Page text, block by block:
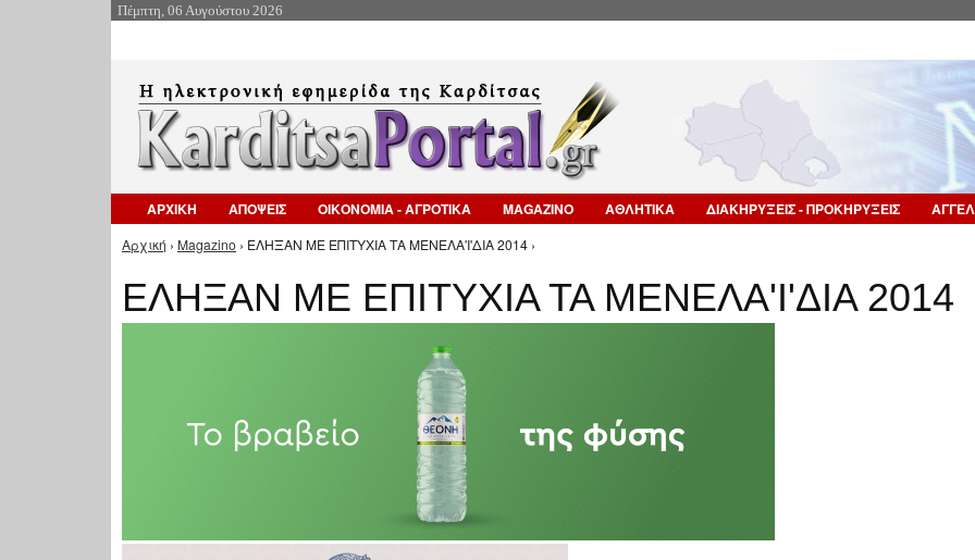
Πέμπτη, 06 Αυγούστου 2026
ΑΡΧΙΚΗ ΑΠΟΨΕΙΣ ΟΙΚΟΝΟΜΙΑ - ΑΓΡΟΤΙΚΑ MAGAZINO ΑΘΛΗΤΙΚΑ ΔΙΑΚΗΡΥΞΕΙΣ - ΠΡΟΚΗΡΥΞΕΙΣ
Είστε εδώ
Αρχική › Magazino › ΕΛΗΞΑΝ ΜΕ ΕΠΙΤΥΧΙΑ ΤΑ ΜΕΝΕΛΑ'Ι'ΔΙΑ 2014 ›
ΕΛΗΞΑΝ ΜΕ ΕΠΙΤΥΧΙΑ ΤΑ ΜΕΝΕΛΑ'Ι'ΔΙΑ 2014